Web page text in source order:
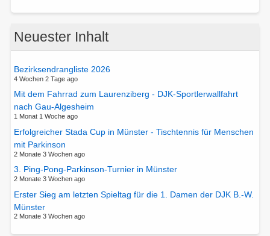
Neuester Inhalt
Bezirksendrangliste 2026
4 Wochen 2 Tage ago
Mit dem Fahrrad zum Laurenziberg - DJK-Sportlerwallfahrt
nach Gau-Algesheim
1 Monat 1 Woche ago
Erfolgreicher Stada Cup in Münster - Tischtennis für Menschen
mit Parkinson
2 Monate 3 Wochen ago
3. Ping-Pong-Parkinson-Turnier in Münster
2 Monate 3 Wochen ago
Erster Sieg am letzten Spieltag für die 1. Damen der DJK B.-W.
Münster
2 Monate 3 Wochen ago